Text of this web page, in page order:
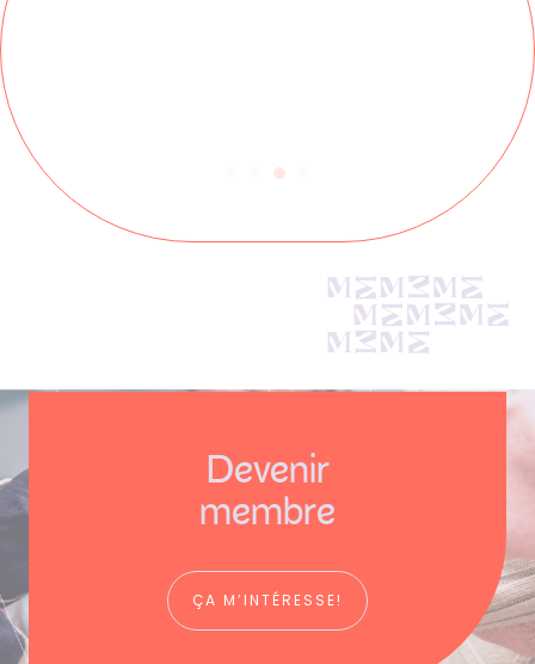
Devenir
membre
ÇA M’INTÉRESSE!